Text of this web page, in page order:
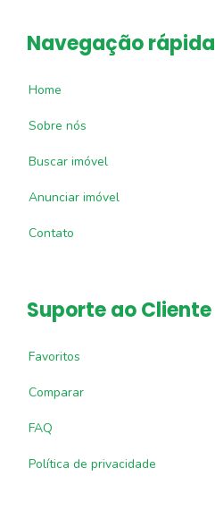
Navegação rápida
Home
Sobre nós
Buscar imóvel
Anunciar imóvel
Contato
Suporte ao Cliente
Favoritos
Comparar
FAQ
Política de privacidade